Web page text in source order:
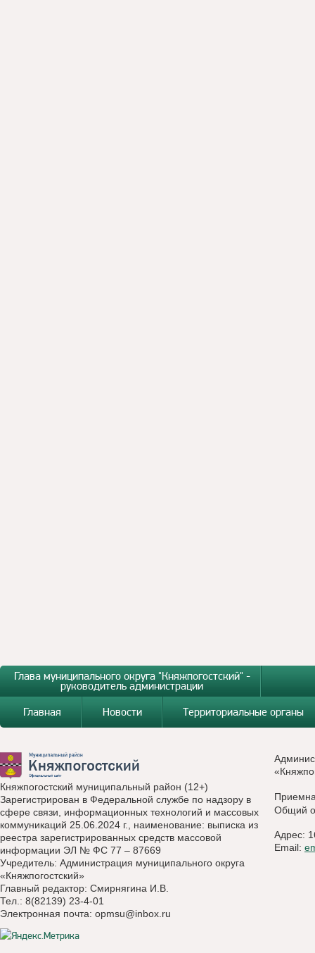
Глава муниципального округа "Княжпогостский" -
руководитель администрации
Главная
Новости Территориальные органы
Княжпогостский муниципальный район (12+)
Зарегистрирован в Федеральной службе по надзору в
сфере связи, информационных технологий и массовых
коммуникаций 25.06.2024 г., наименование: выписка из
реестра зарегистрированных средств массовой
информации ЭЛ № ФС 77 – 87669
Учредитель: Администрация муниципального округа
«Княжпогостский»
Главный редактор: Смирнягина И.В.
Тел.: 8(82139) 23-4-01
Электронная почта: opmsu@inbox.ru
Общий
Адрес:
Email: